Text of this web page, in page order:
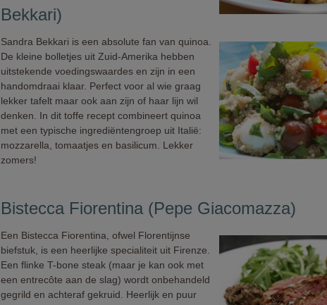
Bekkari)
Sandra Bekkari is een absolute fan van quinoa.
De kleine bolletjes uit Zuid-Amerika hebben
uitstekende voedingswaardes en zijn in een
handomdraai klaar. Perfect voor al wie graag
lekker tafelt maar ook aan zijn of haar lijn wil
denken. In dit toffe recept combineert quinoa
met een typische ingrediëntengroep uit Italië:
mozzarella, tomaatjes en basilicum. Lekker
zomers!
Bistecca Fiorentina (Pepe Giacomazza)
Een Bistecca Fiorentina, ofwel Florentijnse
biefstuk, is een heerlijke specialiteit uit Firenze.
Een flinke T-bone steak (maar je kan ook met
een entrecôte aan de slag) wordt onbehandeld
gegrild en achteraf gekruid. Heerlijk en puur